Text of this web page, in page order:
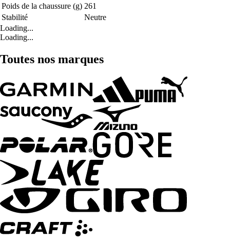
Poids de la chaussure (g) 261
Stabilité
Neutre
Loading...
Loading...
Toutes nos marques